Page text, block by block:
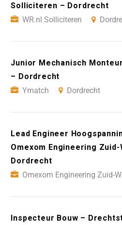
Solliciteren – Dordrecht
WR.nl Solliciteren
Junior Mechanisch
– Dordrecht
Ymatch
Dordrecht
Lead Engineer
Omexom Engineering Zuid-
Dordrecht
Omexom Engineering Zuid-
Inspecteur Bouw –